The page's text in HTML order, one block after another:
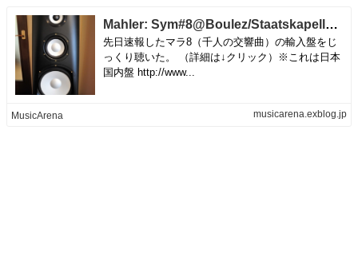
Mahler: Sym#8@Boulez/Staatskapelle Berlin | MusicArena
先日速報したマラ8（千人の交響曲）の輸入盤をじ
っくり聴いた。 （詳細は↓クリック）※これは日本
国内盤 http://www...
MusicArena musicarena.exblog.jp